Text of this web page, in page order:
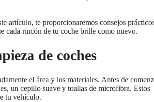
artículo, te proporcionaremos consejos
cada rincón de tu coche brille como nuevo.
de coches
el área y los materiales. Antes de
un cepillo suave y toallas de microfibra. Estos
tu vehículo.